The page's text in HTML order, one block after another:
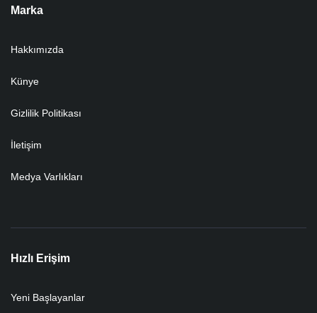
Marka
Hakkımızda
Künye
Gizlilik Politikası
İletişim
Medya Varlıkları
Hızlı Erişim
Yeni Başlayanlar